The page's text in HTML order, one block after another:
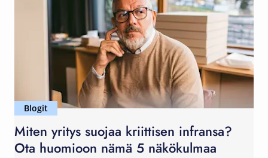
Blogit
Miten yritys suojaa kriittisen infransa?
Ota huomioon nämä 5 näkökulmaa